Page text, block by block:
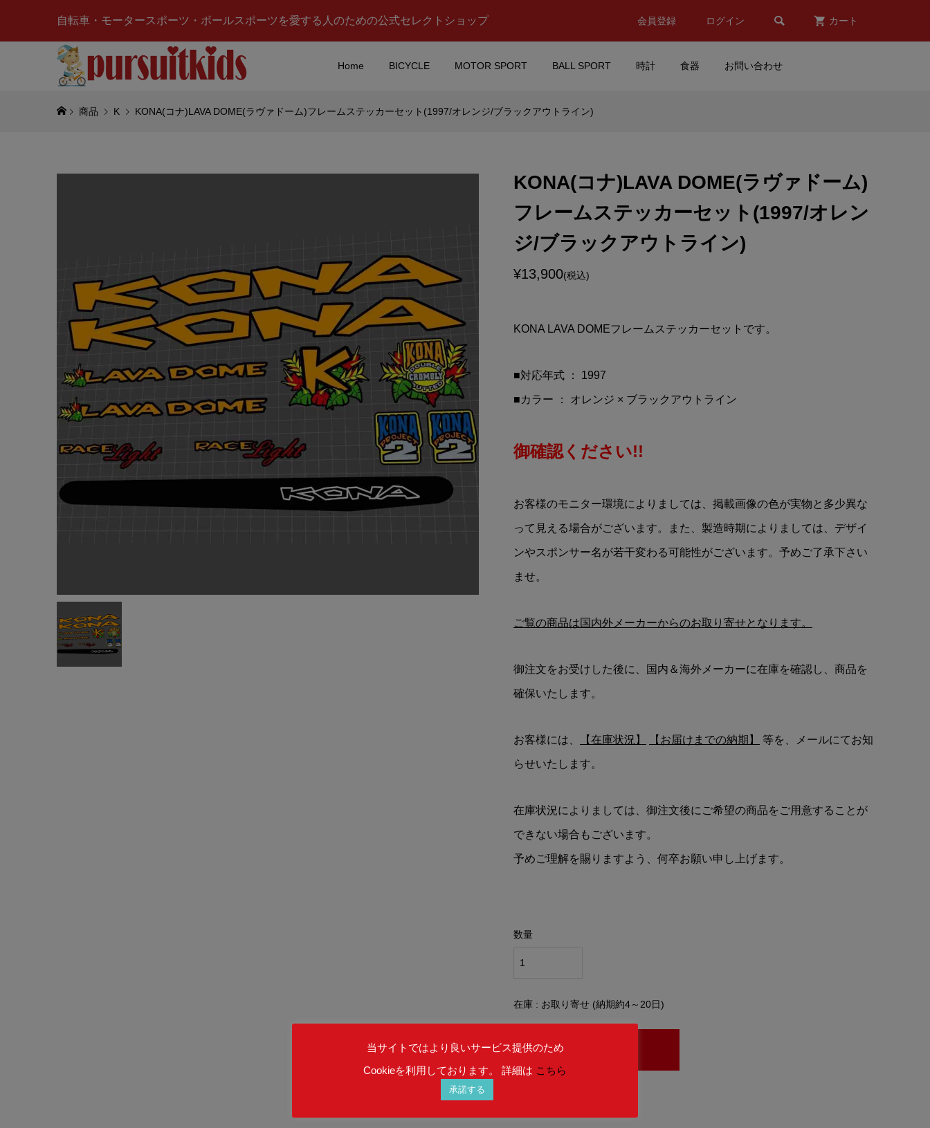
自転車・モータースポーツ・ボールスポーツを愛する人のための公式セレクトショップ 会員登録 ログイン  カート
Home BICYCLE MOTOR SPORT BALL SPORT 時計 食器 お問い合わせ
¥7,980(税込)
¥600(税込)
¥950(税込)
alpinestars(アルパインスタ
ーズ)ロゴステッカー(Aデザ
¥750(税込)
NOREV(ノレブ)Peugeot(プ
ジョー)J7 Tour de
Valentino Rossi(バレンティ
ーノ ロッシ)マスク(Aデザイ
¥5,980(税込)
ト)2020 Indy 500 Takuma
¥7,980(税込)
Cognizant(アストンマーチ
商品 K KONA(コナ)LAVA DOME(ラヴァドーム)フレームステッカーセット(1997/オレンジ/ブラックアウトライン)
KONA(コナ)LAVA DOME(ラヴァドーム)
フレームステッカーセット(1997/オレン
ジ/ブラックアウトライン)
¥13,900(税込)
KONA LAVA DOMEフレームステッカーセットです。
■対応年式 ： 1997
■カラー ： オレンジ × ブラックアウトライン
御確認ください!!
お客様のモニター環境によりましては、掲載画像の色が実物と多少異な
って見える場合がございます。また、製造時期によりましては、デザイ
ンやスポンサー名が若干変わる可能性がございます。予めご了承下さい
ませ。
ご覧の商品は国内外メーカーからのお取り寄せとなります。
御注文をお受けした後に、国内＆海外メーカーに在庫を確認し、商品を
確保いたします。
お客様には、 【在庫状況】 【お届けまでの納期】 等を、メールにてお知
らせいたします。
在庫状況によりましては、御注文後にご希望の商品をご用意することが
できない場合もございます。
予めご理解を賜りますよう、何卒お願い申し上げます。
数量
在庫 : お取り寄せ (納期約4～20日)
当サイトではより良いサービス提供のため
Cookieを利用しております。 詳細は こちら
承諾する